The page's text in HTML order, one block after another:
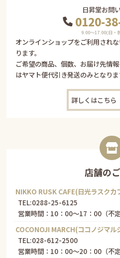
日昇堂お問
0120-
9:00〜17:00(日・
オンラインショップをご利用され
ります。
ご希望の商品、個数、お届け先情
はヤマト便代引き発送のみとなりま
詳しくはこちら
店舗の
NIKKO RUSK CAFE(日光ラスクカ
TEL:0288-25-6125
営業時間：10：00～17：00（不定
COCONOJI MARCH(ココノジマル
TEL:028-612-2500
営業時間：10：00～20：00（不定